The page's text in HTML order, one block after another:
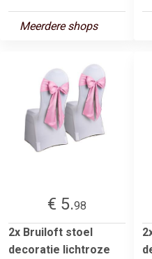
Meerdere shops
€ 5.98
2x Bruiloft stoel
decoratie lichtroze